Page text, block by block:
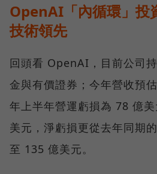
OpenAI「內循環」投
技術領先
回頭看 OpenAI，目前公司
金與有價證券；今年營收預
年上半年營運虧損為 78 億
美元，淨虧損更從去年同期
至 135 億美元。